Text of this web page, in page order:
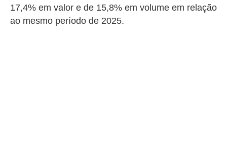
17,4% em valor e de 15,8% em volume em relação
ao mesmo período de 2025.